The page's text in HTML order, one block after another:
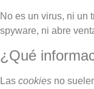
No es un virus, ni un
spyware, ni abre
¿Qué
Las cookies no